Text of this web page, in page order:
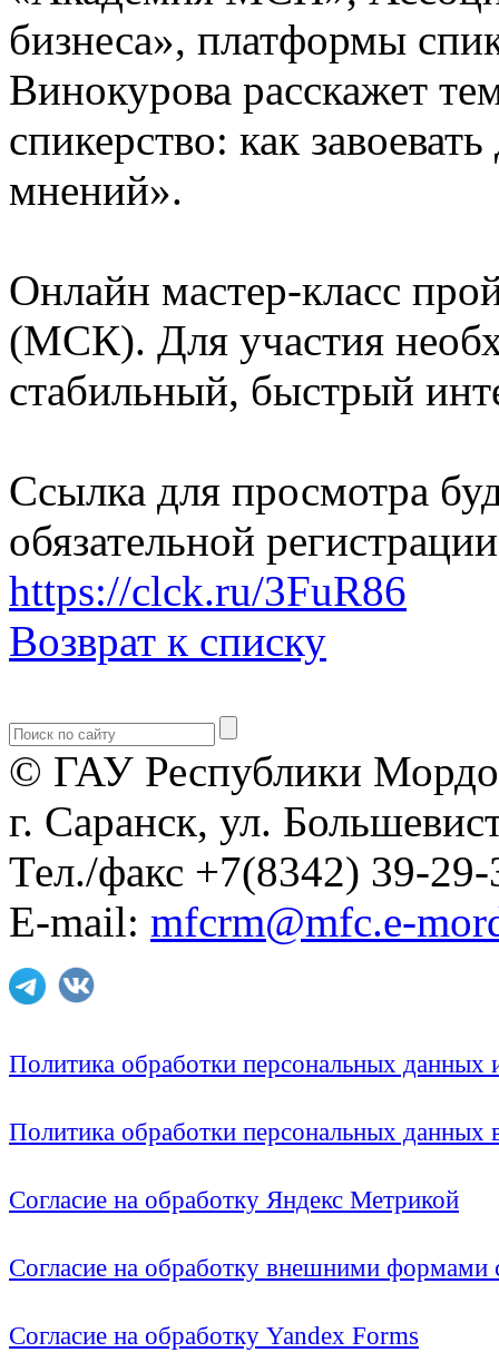
бизнеса», платформы
Винокурова расскажет
спикерство: как
мнений».
Онлайн мастер-класс
(МСК). Для участия
стабильный, быстрый
Ссылка для просмотра
обязательной
https://clck.ru/3FuR86
Возврат к списку
© ГАУ Республики
г. Саранск, ул.
Тел./факс +7(8342) 39-29-
E-mail: mfcrm@mfc.e-
Политика обработки персональных
Политика обработки персональных
Согласие на обработку Яндекс Метрикой
Согласие на обработку внешними формами
Согласие на обработку Yandex Forms